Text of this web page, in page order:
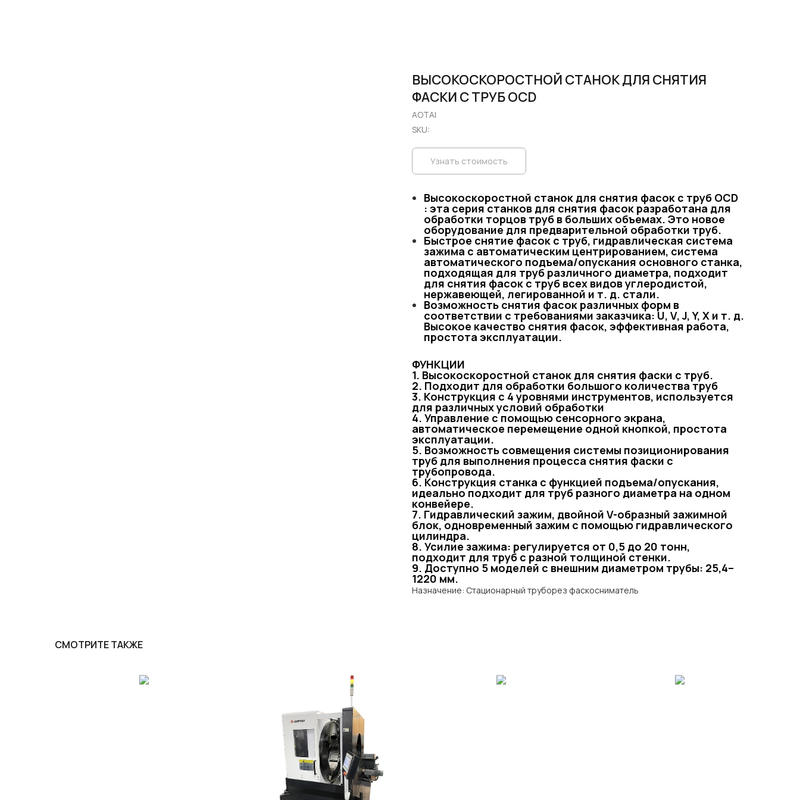
ВЫСОКОСКОРОСТНОЙ СТАНОК ДЛЯ СНЯТИЯ
ФАСКИ С ТРУБ OCD
AOTAI
SKU:
Узнать стоимость
Высокоскоростной станок для снятия фасок с труб OCD
: эта серия станков для снятия фасок разработана для
обработки торцов труб в больших объемах. Это новое
оборудование для предварительной обработки труб.
Быстрое снятие фасок с труб, гидравлическая система
зажима с автоматическим центрированием, система
автоматического подъема/опускания основного станка,
подходящая для труб различного диаметра, подходит
для снятия фасок с труб всех видов углеродистой,
нержавеющей, легированной и т. д. стали.
Возможность снятия фасок различных форм в
соответствии с требованиями заказчика: U, V, J, Y, X и т. д.
Высокое качество снятия фасок, эффективная работа,
простота эксплуатации.
ФУНКЦИИ
1. Высокоскоростной станок для снятия фаски с труб.
2. Подходит для обработки большого количества труб
3. Конструкция с 4 уровнями инструментов, используется
для различных условий обработки
4. Управление с помощью сенсорного экрана,
автоматическое перемещение одной кнопкой, простота
эксплуатации.
5. Возможность совмещения системы позиционирования
труб для выполнения процесса снятия фаски с
трубопровода.
6. Конструкция станка с функцией подъема/опускания,
идеально подходит для труб разного диаметра на одном
конвейере.
7. Гидравлический зажим, двойной V-образный зажимной
блок, одновременный зажим с помощью гидравлического
цилиндра.
8. Усилие зажима: регулируется от 0,5 до 20 тонн,
подходит для труб с разной толщиной стенки.
9. Доступно 5 моделей с внешним диаметром трубы: 25,4–
1220 мм.
Назначение: Стационарный труборез фаскосниматель
СМОТРИТЕ ТАКЖЕ